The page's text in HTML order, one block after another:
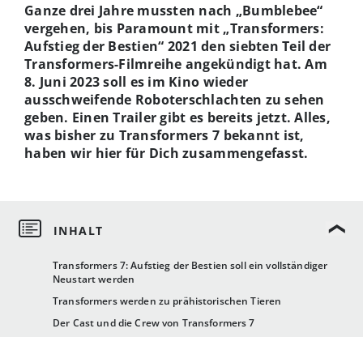
Transformers 7: Aufstieg der Bestien soll ein vollständiger
Neustart werden
Transformers werden zu prähistorischen Tieren
Der Cast und die Crew von Transformers 7
Ganze drei Jahre mussten nach „Bumblebee“
vergehen, bis Paramount mit „Transformers:
Aufstieg der Bestien“ 2021 den siebten Teil der
Transformers-Filmreihe angekündigt hat. Am
8. Juni 2023 soll es im Kino wieder
ausschweifende Roboterschlachten zu sehen
geben. Einen Trailer gibt es bereits jetzt. Alles,
was bisher zu Transformers 7 bekannt ist,
haben wir hier für Dich zusammengefasst.